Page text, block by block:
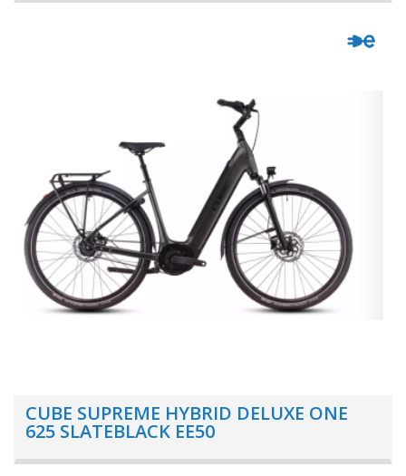
CUBE SUPREME HYBRID DELUXE ONE
625 SLATEBLACK EE50